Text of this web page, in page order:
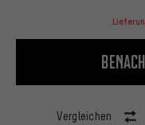
Vergleichen